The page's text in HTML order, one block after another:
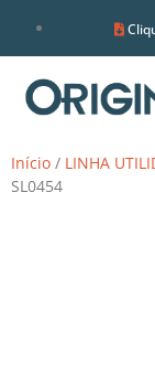
Início / LINHA
SL0454